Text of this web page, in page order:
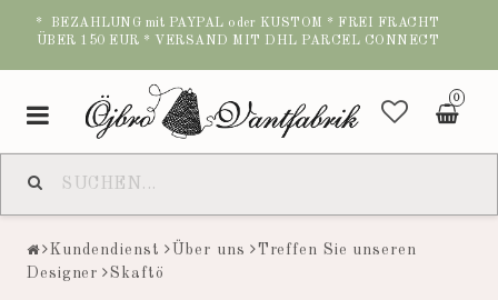
* BEZAHLUNG mit PAYPAL oder KUSTOM * FREI FRACHT
ÜBER 150 EUR * VERSAND MIT DHL PARCEL CONNECT
0
Toggle
navigation
Kundendienst Über uns
Treffen Sie unseren
Designer
Skaftö